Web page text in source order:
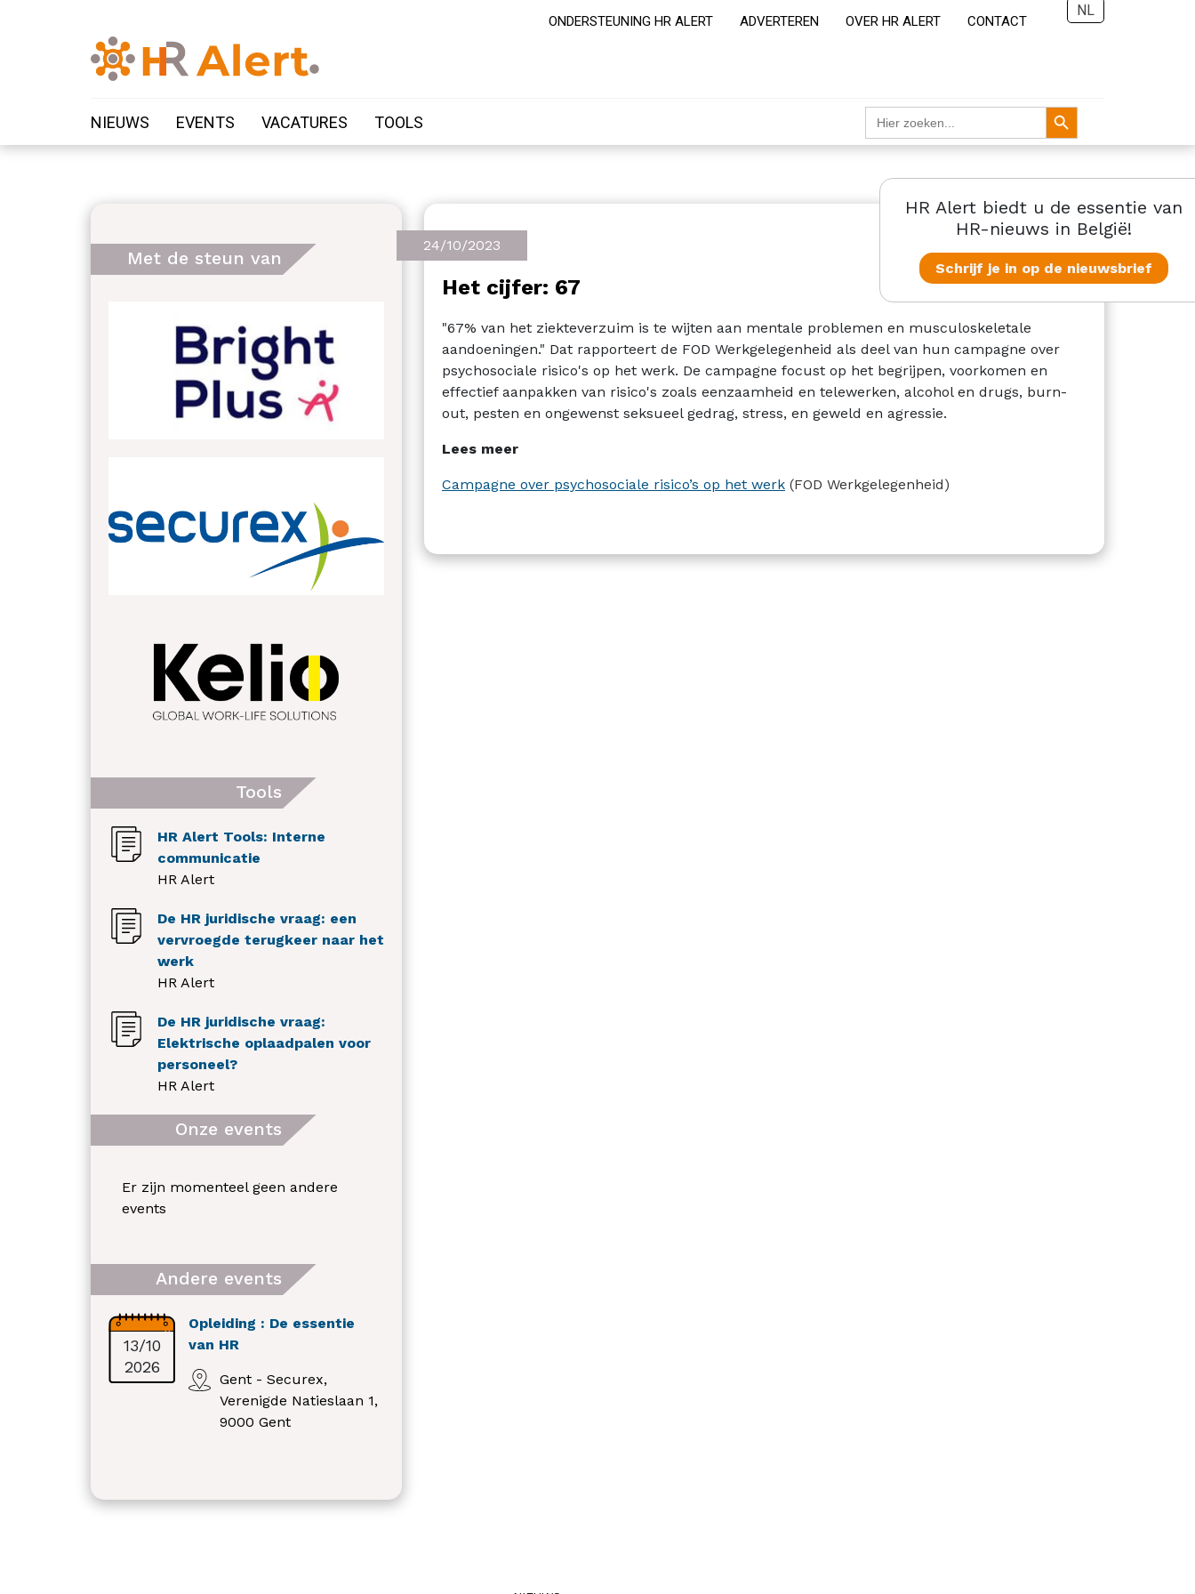
ONDERSTEUNING HR ALERT ADVERTEREN OVER HR ALERT CONTACT
NL
NIEUWS EVENTS VACATURES TOOLS
Zoek
naar:
Zoekknop
Met de steun van
Tools
HR Alert Tools: Interne
communicatie
HR Alert
De HR juridische vraag: een
vervroegde terugkeer naar het
werk
HR Alert
De HR juridische vraag:
Elektrische oplaadpalen voor
personeel?
HR Alert
Onze events
Er zijn momenteel geen andere
events
Andere events
13/10
2026
Opleiding : De essentie
van HR
Gent - Securex,
Verenigde Natieslaan 1,
9000 Gent
HR Alert biedt u de essentie van
HR-nieuws in België!
Schrijf je in op de nieuwsbrief
24/10/2023
Het cijfer: 67
"67% van het ziekteverzuim is te wijten aan mentale problemen en musculoskeletale
aandoeningen." Dat rapporteert de FOD Werkgelegenheid als deel van hun campagne over
psychosociale risico's op het werk. De campagne focust op het begrijpen, voorkomen en
effectief aanpakken van risico's zoals eenzaamheid en telewerken, alcohol en drugs, burn-
out, pesten en ongewenst seksueel gedrag, stress, en geweld en agressie.
Lees meer
Campagne over psychosociale risico’s op het werk (FOD Werkgelegenheid)